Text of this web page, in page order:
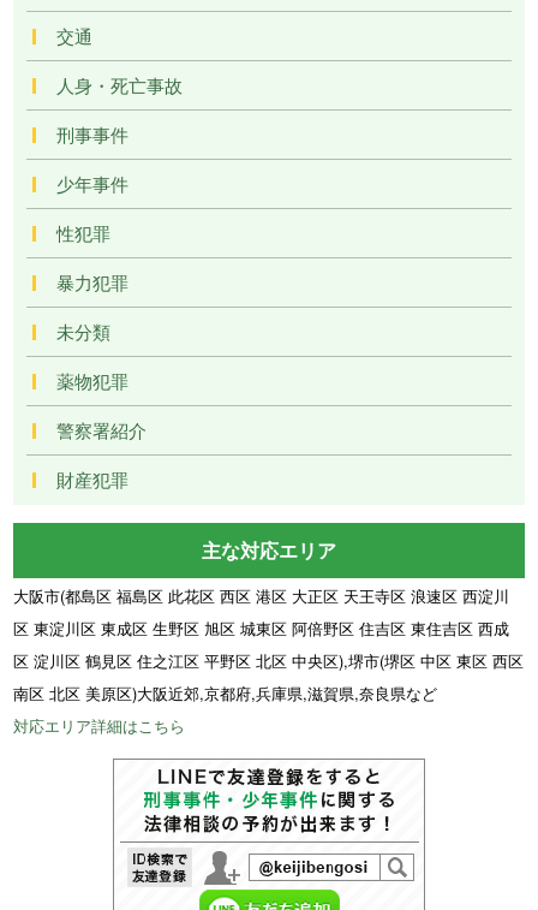
交通
人身・死亡事故
刑事事件
少年事件
性犯罪
暴力犯罪
未分類
薬物犯罪
警察署紹介
財産犯罪
主な対応エリア
大阪市(都島区 福島区 此花区 西区 港区 大正区 天王寺区 浪速区 西淀川
区 東淀川区 東成区 生野区 旭区 城東区 阿倍野区 住吉区 東住吉区 西成
区 淀川区 鶴見区 住之江区 平野区 北区 中央区),堺市(堺区 中区 東区 西区
南区 北区 美原区)大阪近郊,京都府,兵庫県,滋賀県,奈良県など
対応エリア詳細はこちら